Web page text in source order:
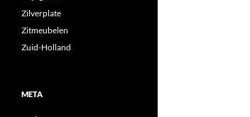
Zilverplate
Zitmeubelen
Zuid-Holland
META